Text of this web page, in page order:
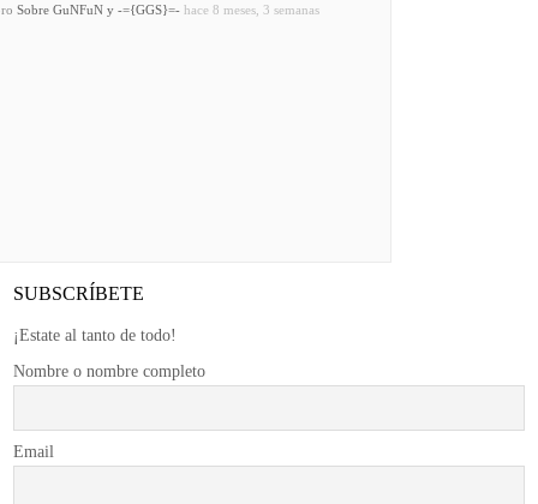
Sobre GuNFuN y -={GGS}=- hace 8 meses, 3 semanas
SUBSCRÍBETE
¡Estate al tanto de todo!
Nombre o nombre completo
Email